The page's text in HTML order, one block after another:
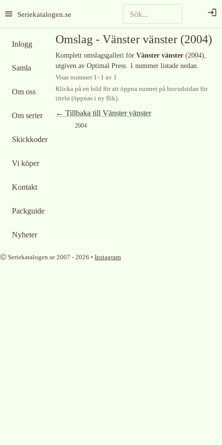
Seriekatalogen.se
Inlogg
Samla
Om oss
Om serier
Skickkoder
Vi köper
Kontakt
Packguide
Nyheter
Omslag - Vänster vänster (2004)
Komplett omslagsgalleri för Vänster vänster (2004),
utgiven av Optimal Press. 1 nummer listade nedan.
Visar nummer 1–1 av 1
Klicka på en bild för att öppna numret på huvudsidan för
titeln (öppnas i ny flik).
← Tillbaka till Vänster vänster
2004
Ⓒ Seriekatalogen.se 2007 - 2026 • Instagram